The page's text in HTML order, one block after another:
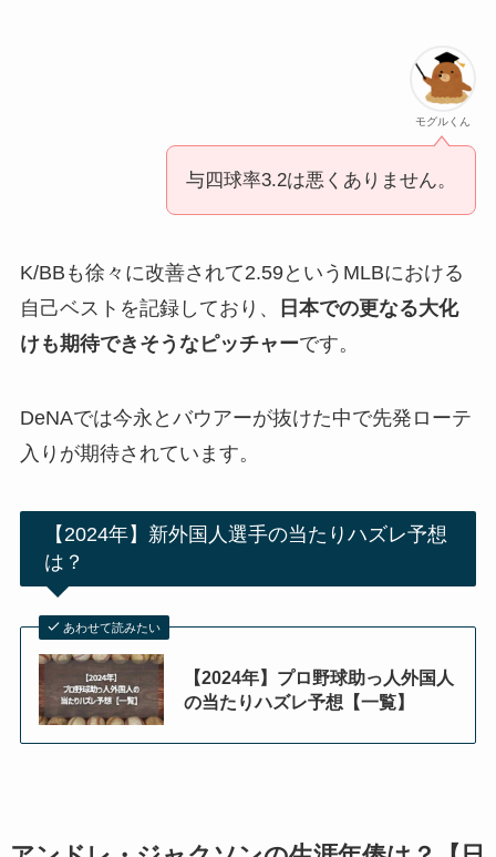
モグルくん
与四球率3.2は悪くありません。
K/BBも徐々に改善されて2.59というMLBにおける
自己ベストを記録しており、
日本での更なる大化
けも期待できそうなピッチャーです。
DeNAでは今永とバウアーが抜けた中で先発ローテ
入りが期待されています。
【2024年】新外国人選手の当たりハズレ予想
は？
あわせて読みたい
【2024年】プロ野球助っ人外国人
の当たりハズレ予想【一覧】